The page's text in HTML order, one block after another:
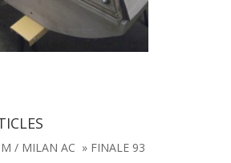
/ MILAN AC » FINALE 93